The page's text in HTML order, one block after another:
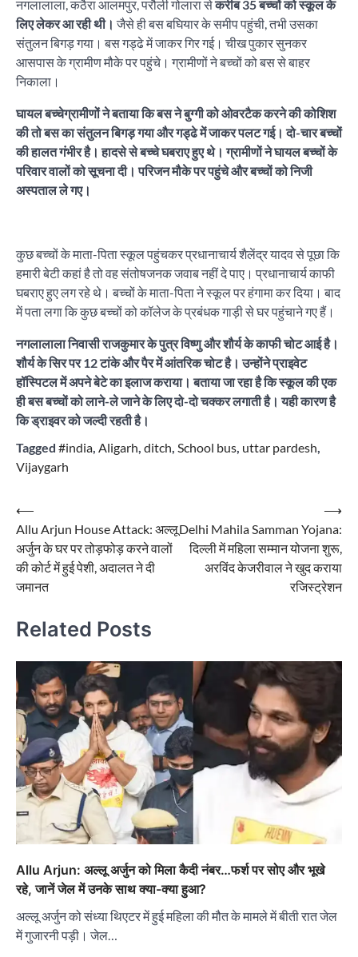
नगलालाला, कठैरा आलमपुर, परौली गोलारा सेकरीब 35 बच्चों को स्कूल के
लिए लेकर आ रही थी। जैसे ही बस बघियार के समीप पहुंची, तभी उसका
संतुलन बिगड़ गया। बस गड्ढे में जाकर गिर गई। चीख पुकार सुनकर
आसपास के ग्रामीण मौके पर पहुंचे। ग्रामीणों ने बच्चों को बस से बाहर
निकाला।
घायल बच्चेग्रामीणों ने बताया कि बस ने बुग्गी को ओवरटैक करने की कोशिश
की तो बस का संतुलन बिगड़ गया और गड्ढे में जाकर पलट गई। दो-चार बच्चों
की हालत गंभीर है। हादसे से बच्चे घबराए हुए थे। ग्रामीणों ने घायल बच्चों के
परिवार वालों को सूचना दी। परिजन मौके पर पहुंचे और बच्चों को निजी
अस्पताल ले गए।
कुछ बच्चों के माता-पिता स्कूल पहुंचकर प्रधानाचार्य शैलेंद्र यादव से पूछा कि
हमारी बेटी कहां है तो वह संतोषजनक जवाब नहीं दे पाए। प्रधानाचार्य काफी
घबराए हुए लग रहे थे। बच्चों के माता-पिता ने स्कूल पर हंगामा कर दिया। बाद
में पता लगा कि कुछ बच्चों को कॉलेज के प्रबंधक गाड़ी से घर पहुंचाने गए हैं।
नगलालाला निवासी राजकुमार के पुत्र विष्णु और शौर्य के काफी चोट आई है।
शौर्य के सिर पर 12 टांके और पैर में आंतरिक चोट है। उन्होंने प्राइवेट
हॉस्पिटल में अपने बेटे का इलाज कराया। बताया जा रहा है कि स्कूल की एक
ही बस बच्चों को लाने-ले जाने के लिए दो-दो चक्कर लगाती है। यही कारण है
कि ड्राइवर को जल्दी रहती है।
Tagged #india, Aligarh, ditch, School bus, uttar pardesh,
Vijaygarh
Post
navigation
⟵
Allu Arjun House Attack: अल्लू
अर्जुन के घर पर तोड़फोड़ करने वालों
की कोर्ट में हुई पेशी, अदालत ने दी
जमानत
Delhi Mahila Samman Yojana:
दिल्ली में महिला सम्मान योजना शुरू,
अरविंद केजरीवाल ने खुद कराया
रजिस्ट्रेशन
⟶
Related Posts
Allu Arjun: अल्लू अर्जुन को मिला कैदी नंबर…फर्श पर सोए और भूखे
रहे, जानें जेल में उनके साथ क्या-क्या हुआ?
अल्लू अर्जुन को संध्या थिएटर में हुई महिला की मौत के मामले में बीती रात जेल
में गुजारनी पड़ी। जेल…